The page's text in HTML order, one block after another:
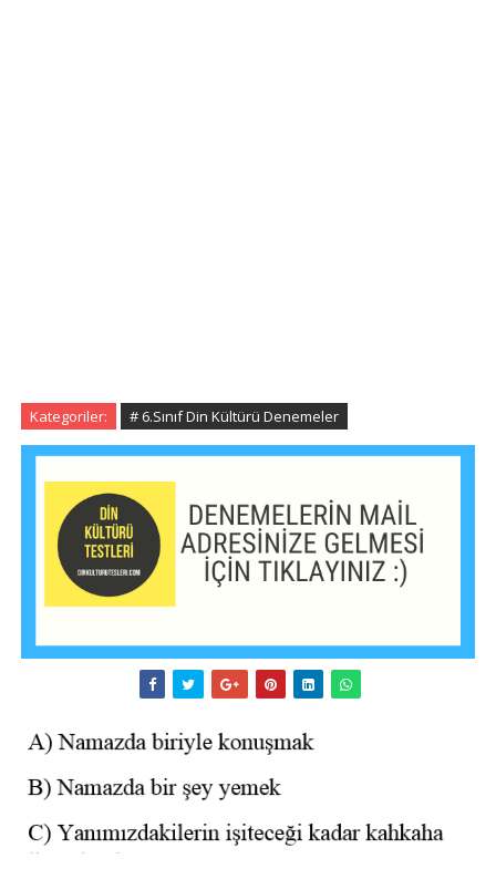
Kategoriler: # 6.Sınıf Din Kültürü Denemeler